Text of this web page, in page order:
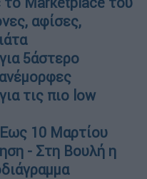
αφίσες,
5άστερο
τις πιο low
10 Μαρτίου
- Στη Βουλή η